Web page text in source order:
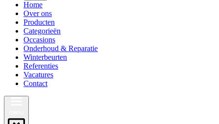
Home
Over ons
Producten
Categorieën
Occasions
Onderhoud & Reparatie
Winterbeurten
Referenties
Vacatures
Contact